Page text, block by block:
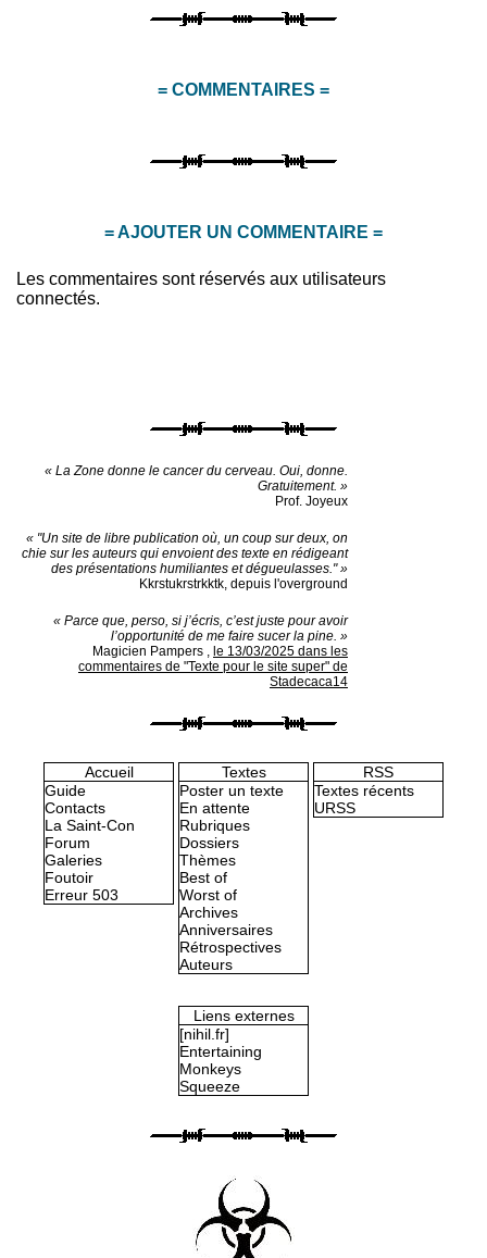
= COMMENTAIRES =
= AJOUTER UN COMMENTAIRE =
Les commentaires sont réservés aux utilisateurs
connectés.
« La Zone donne le cancer du cerveau. Oui, donne.
Gratuitement. »
Prof. Joyeux
« "Un site de libre publication où, un coup sur deux, on
chie sur les auteurs qui envoient des texte en rédigeant
des présentations humiliantes et dégueulasses." »
Kkrstukrstrkktk, depuis l'overground
« Parce que, perso, si j’écris, c’est juste pour avoir
l’opportunité de me faire sucer la pine. »
Magicien Pampers , le 13/03/2025 dans les
commentaires de "Texte pour le site super" de
Stadecaca14
Accueil
Guide
Contacts
La Saint-Con
Forum
Galeries
Foutoir
Erreur 503
Textes
Poster un texte
En attente
Rubriques
Dossiers
Thèmes
Best of
Worst of
Archives
Anniversaires
Rétrospectives
Auteurs
RSS
Textes récents
URSS
Liens externes
[nihil.fr]
Entertaining
Monkeys
Squeeze